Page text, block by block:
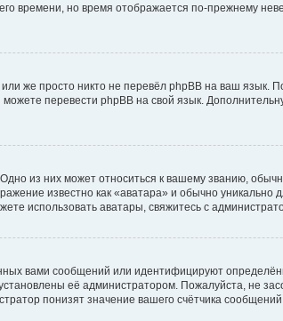
времени, но время отображается по-прежнему
же просто никто не перевёл phpBB на ваш
можете перевести phpBB на свой язык.
из них может относиться к вашему званию,
известно как «аватара» и обычно
использовать аватары, свяжитесь с
вами сообщений или идентифицируют
её администратором. Пожалуйста, не
понизят значение вашего счётчика сообщений.